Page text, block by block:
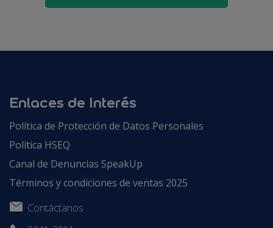
Enlaces de Interés
Política de Protección de Datos Personales
Política HSEQ
Canal de Denuncias SpeakUp
Términos y condiciones de ventas 2025
Contáctanos